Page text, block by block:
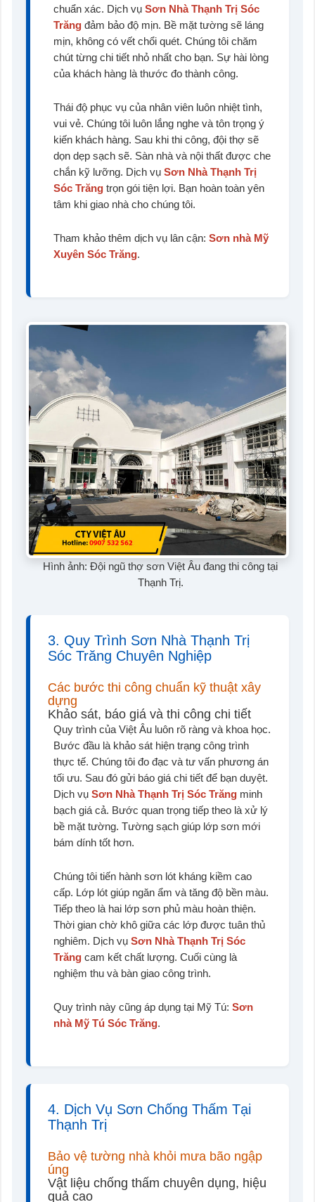
chuẩn xác. Dịch vụ Sơn Nhà Thạnh Trị Sóc
Trăng đảm bảo độ mịn. Bề mặt tường sẽ láng
mịn, không có vết chổi quét. Chúng tôi chăm
chút từng chi tiết nhỏ nhất cho bạn. Sự hài lòng
của khách hàng là thước đo thành công.
Thái độ phục vụ của nhân viên luôn nhiệt tình,
vui vẻ. Chúng tôi luôn lắng nghe và tôn trọng ý
kiến khách hàng. Sau khi thi công, đội thợ sẽ
dọn dẹp sạch sẽ. Sàn nhà và nội thất được che
chắn kỹ lưỡng. Dịch vụ Sơn Nhà Thạnh Trị
Sóc Trăng trọn gói tiện lợi. Bạn hoàn toàn yên
tâm khi giao nhà cho chúng tôi.
Tham khảo thêm dịch vụ lân cận: Sơn nhà Mỹ
Xuyên Sóc Trăng.
Hình ảnh: Đội ngũ thợ sơn Việt Âu đang thi công tại
Thạnh Trị.
3. Quy Trình Sơn Nhà Thạnh Trị
Sóc Trăng Chuyên Nghiệp
Các bước thi công chuẩn kỹ thuật xây
dựng
Khảo sát, báo giá và thi công chi tiết
Quy trình của Việt Âu luôn rõ ràng và khoa học.
Bước đầu là khảo sát hiện trạng công trình
thực tế. Chúng tôi đo đạc và tư vấn phương án
tối ưu. Sau đó gửi báo giá chi tiết để bạn duyệt.
Dịch vụ Sơn Nhà Thạnh Trị Sóc Trăng minh
bạch giá cả. Bước quan trọng tiếp theo là xử lý
bề mặt tường. Tường sạch giúp lớp sơn mới
bám dính tốt hơn.
Chúng tôi tiến hành sơn lót kháng kiềm cao
cấp. Lớp lót giúp ngăn ẩm và tăng độ bền màu.
Tiếp theo là hai lớp sơn phủ màu hoàn thiện.
Thời gian chờ khô giữa các lớp được tuân thủ
nghiêm. Dịch vụ Sơn Nhà Thạnh Trị Sóc
Trăng cam kết chất lượng. Cuối cùng là
nghiệm thu và bàn giao công trình.
Quy trình này cũng áp dụng tại Mỹ Tú: Sơn
nhà Mỹ Tú Sóc Trăng.
4. Dịch Vụ Sơn Chống Thấm Tại
Thạnh Trị
Bảo vệ tường nhà khỏi mưa bão ngập
úng
Vật liệu chống thấm chuyên dụng, hiệu
quả cao